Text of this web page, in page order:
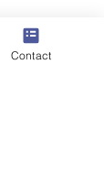
Contact